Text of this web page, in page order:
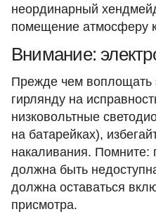
неординарный
помещение атмосферу
Внимание:
Прежде чем воплощать
гирлянду на
низковольтные
на батарейках),
накаливания. Помните:
должна быть
должна оставаться
присмотра.